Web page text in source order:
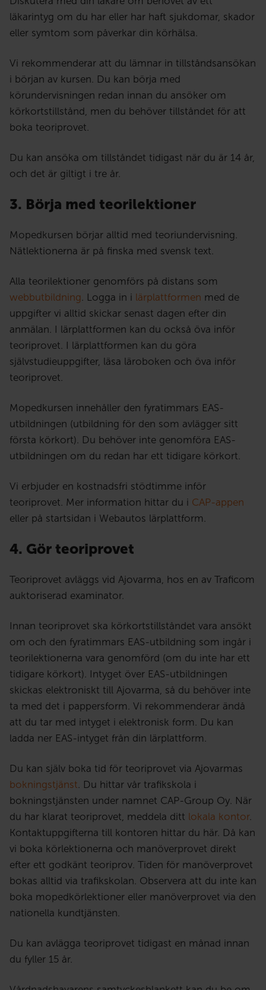
läkarintyg om du har eller har haft sjukdomar, skador
eller symtom som påverkar din körhälsa.
Vi rekommenderar att du lämnar in tillståndsansökan
i början av kursen. Du kan börja med
körundervisningen redan innan du ansöker om
körkortstillstånd, men du behöver tillståndet för att
boka teoriprovet.
Du kan ansöka om tillståndet tidigast när du är 14 år,
och det är giltigt i tre år.
3. Börja med teorilektioner
Mopedkursen börjar alltid med teoriundervisning.
Nätlektionerna är på finska med svensk text.
Alla teorilektioner genomförs på distans som
webbutbildning. Logga in i lärplattformen med de
uppgifter vi alltid skickar senast dagen efter din
anmälan. I lärplattformen kan du också öva inför
teoriprovet. I lärplattformen kan du göra
självstudieuppgifter, läsa läroboken och öva inför
teoriprovet.
Mopedkursen innehåller den fyratimmars EAS-
utbildningen (utbildning för den som avlägger sitt
första körkort). Du behöver inte genomföra EAS-
utbildningen om du redan har ett tidigare körkort.
Vi erbjuder en kostnadsfri stödtimme inför
teoriprovet. Mer information hittar du i CAP-appen
eller på startsidan i Webautos lärplattform.
4. Gör teoriprovet
Teoriprovet avläggs vid Ajovarma, hos en av Traficom
auktoriserad examinator.
Innan teoriprovet ska körkortstillståndet vara ansökt
om och den fyratimmars EAS-utbildning som ingår i
teorilektionerna vara genomförd (om du inte har ett
tidigare körkort). Intyget över EAS-utbildningen
skickas elektroniskt till Ajovarma, så du behöver inte
ta med det i pappersform. Vi rekommenderar ändå
att du tar med intyget i elektronisk form. Du kan
ladda ner EAS-intyget från din lärplattform.
Du kan själv boka tid för teoriprovet via Ajovarmas
bokningstjänst. Du hittar vår trafikskola i
bokningstjänsten under namnet CAP-Group Oy. När
du har klarat teoriprovet, meddela ditt lokala kontor.
Kontaktuppgifterna till kontoren hittar du här. Då kan
vi boka körlektionerna och manöverprovet direkt
efter ett godkänt teoriprov. Tiden för manöverprovet
bokas alltid via trafikskolan. Observera att du inte kan
boka mopedkörlektioner eller manöverprovet via den
nationella kundtjänsten.
Du kan avlägga teoriprovet tidigast en månad innan
du fyller 15 år.